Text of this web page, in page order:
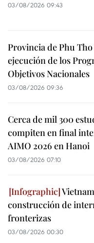
03/08/2026 09:43
Provincia de Phu
ejecución de los
Objetivos Nacionales
03/08/2026 09:36
Cerca de mil 300
compiten en final
AIMO 2026 en Hanoi
03/08/2026 07:10
construcción de
fronterizas
03/08/2026 00:30